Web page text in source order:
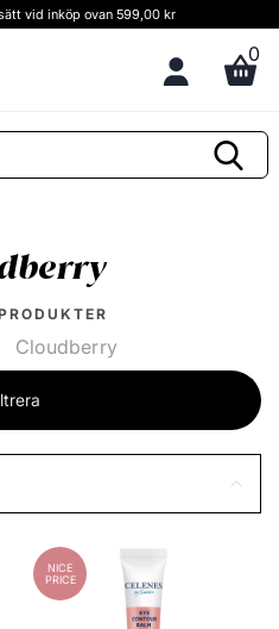
vid inköp ovan 599,00 kr
0
Cloudberry
NICE
PRICE